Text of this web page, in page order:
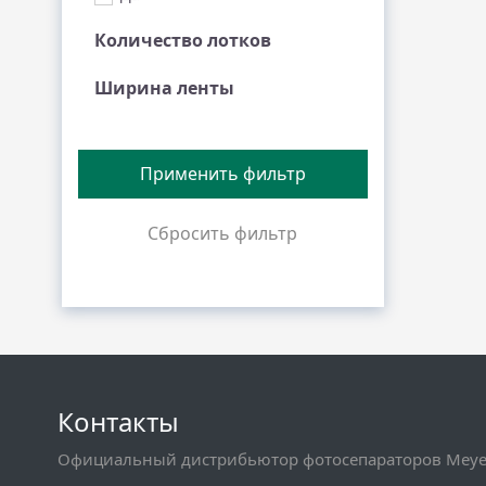
Количество лотков
Ширина ленты
Контакты
Официальный дистрибьютор фотосепараторов